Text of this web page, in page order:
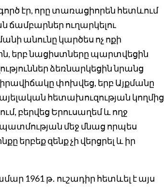
էր, որը տառացիորեն հետևում
ճամբարներ ուղարկելու
անունը կարծես ոչ ոքի
երբ նացիստները պարտվեցին
ձեռնարկեցին նրանց
փոխվեց, երբ Այքմանը
հետախուզության կողմից
բերվեց Երուսաղեմ և ողջ
մեջ մնաց որպես
երբեք զենք չի վերցրել և իր
1961 թ․ ուշադիր հետևել է այս